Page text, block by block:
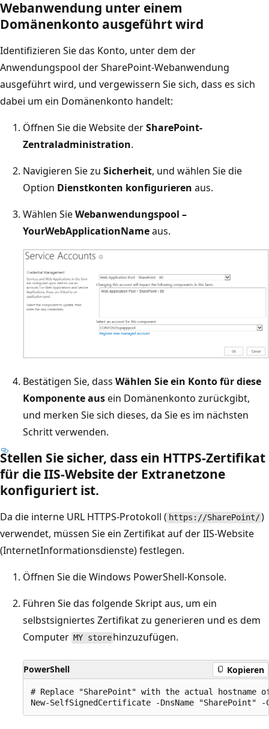
Webanwendung unter einem
Domänenkonto ausgeführt wird
Identifizieren Sie das Konto, unter dem der
Anwendungspool der SharePoint-Webanwendung
ausgeführt wird, und vergewissern Sie sich, dass es sich
dabei um ein Domänenkonto handelt:
Öffnen Sie die Website derSharePoint-
Zentraladministration.
Navigieren Sie zu Sicherheit, und wählen Sie die
Option Dienstkonten konfigurieren aus.
Wählen SieWebanwendungspool –
YourWebApplicationNameaus.
Bestätigen Sie, dass Wählen Sie ein Konto für diese
Komponente ausein Domänenkonto zurückgibt,
und merken Sie sich dieses, da Sie es im nächsten
Schritt verwenden.
Stellen Sie sicher, dass ein HTTPS-Zertifikat
für die IIS-Website der Extranetzone
konfiguriert ist.
Da die interne URL HTTPS-Protokoll ( https://SharePoint/)
verwendet, müssen Sie ein Zertifikat auf der IIS-Website
(InternetInformationsdienste) festlegen.
Öffnen Sie die Windows PowerShell-Konsole.
Führen Sie das folgende Skript aus, um ein
selbstsigniertes Zertifikat zu generieren und es dem
Computer MY store hinzuzufügen.
PowerShell Kopieren
# Replace "SharePoint" with the actual